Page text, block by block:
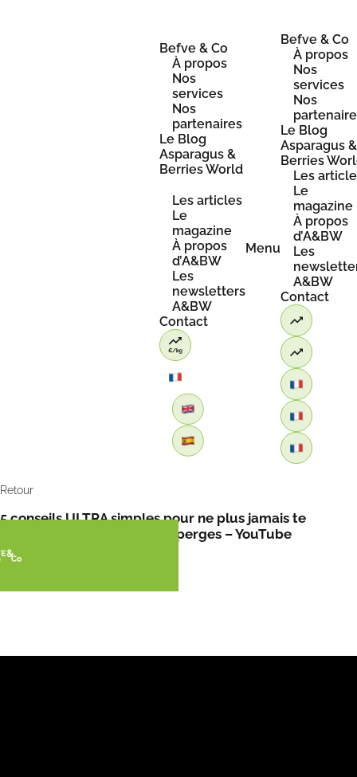
Befve & Co
À propos
Nos
services
Nos
partenaires
Le Blog
Asparagus &
Berries World
Les articles
Le
magazine
À propos
d’A&BW
Les
newsletters
A&BW
Contact
Menu
Befve & Co
À propos
Nos
services
Nos
Le Blog
Asparagus &
Berries
Les
Le
magazine
À propos
d’A&BW
Les
A&BW
Contact
Retour
5 conseils ULTRA simples pour ne plus jamais te
tromper en achetant tes asperges – YouTube